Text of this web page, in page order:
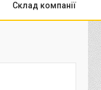
Склад компанії